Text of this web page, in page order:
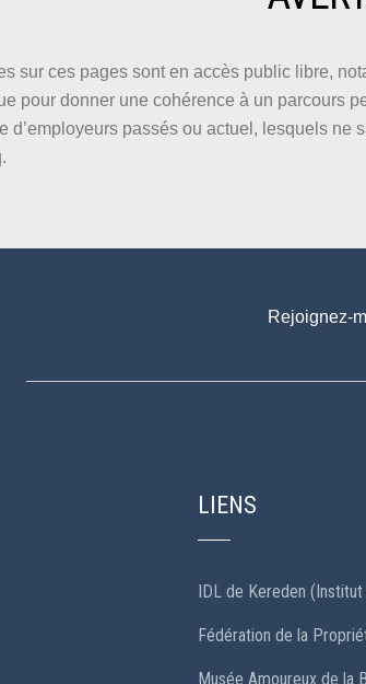
sur ces pages sont en accès public libre,
pour donner une cohérence à un parcours
d’employeurs passés ou actuel, lesquels
Rejoignez-
LIENS
IDL de Kereden
Fédération de la
Musée Amoureux de la